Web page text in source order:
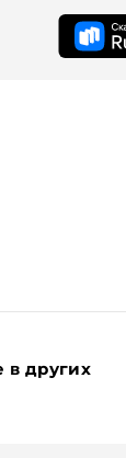
в других